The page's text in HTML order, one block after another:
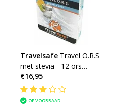
Travelsafe Travel O.R.S
met stevia - 12 ors
zakjes
€16,95
OP VOORRAAD